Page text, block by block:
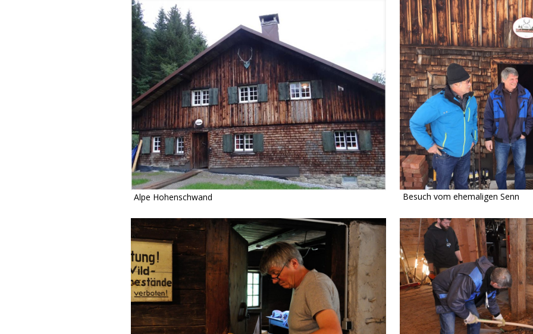
Alpe Hohenschwand Besuch vom ehemaligen Senn